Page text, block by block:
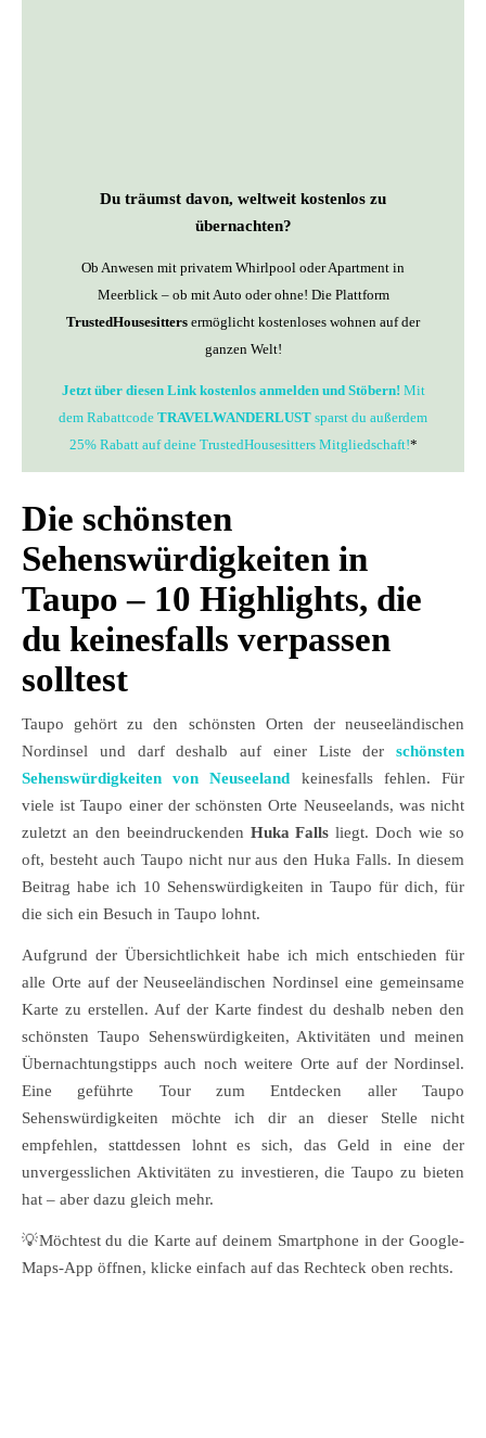
Du träumst davon, weltweit kostenlos zu
übernachten?
Ob Anwesen mit privatem Whirlpool oder Apartment in
Meerblick – ob mit Auto oder ohne! Die Plattform
TrustedHousesitters ermöglicht kostenloses wohnen auf der
ganzen Welt!
Jetzt über diesen Link kostenlos anmelden und Stöbern! Mit
dem Rabattcode TRAVELWANDERLUST sparst du außerdem
25% Rabatt auf deine TrustedHousesitters Mitgliedschaft!*
Die schönsten
Sehenswürdigkeiten in
Taupo – 10 Highlights, die
du keinesfalls verpassen
solltest
Taupo gehört zu den schönsten Orten der neuseeländischen
Nordinsel und darf deshalb auf einer Liste der schönsten
Sehenswürdigkeiten von Neuseeland keinesfalls fehlen. Für
viele ist Taupo einer der schönsten Orte Neuseelands, was nicht
zuletzt an den beeindruckenden Huka Falls liegt. Doch wie so
oft, besteht auch Taupo nicht nur aus den Huka Falls. In diesem
Beitrag habe ich 10 Sehenswürdigkeiten in Taupo für dich, für
die sich ein Besuch in Taupo lohnt.
Aufgrund der Übersichtlichkeit habe ich mich entschieden für
alle Orte auf der Neuseeländischen Nordinsel eine gemeinsame
Karte zu erstellen. Auf der Karte findest du deshalb neben den
schönsten Taupo Sehenswürdigkeiten, Aktivitäten und meinen
Übernachtungstipps auch noch weitere Orte auf der Nordinsel.
Eine geführte Tour zum Entdecken aller Taupo
Sehenswürdigkeiten möchte ich dir an dieser Stelle nicht
empfehlen, stattdessen lohnt es sich, das Geld in eine der
unvergesslichen Aktivitäten zu investieren, die Taupo zu bieten
hat – aber dazu gleich mehr.
💡Möchtest du die Karte auf deinem Smartphone in der Google-
Maps-App öffnen, klicke einfach auf das Rechteck oben rechts.